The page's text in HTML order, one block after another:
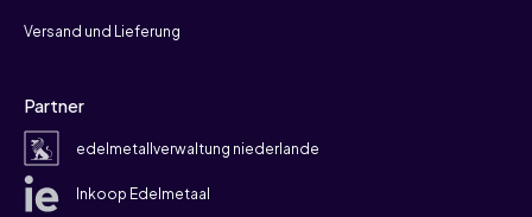
Versand und Lieferung
Partner
edelmetallverwaltung niederlande
Inkoop Edelmetaal